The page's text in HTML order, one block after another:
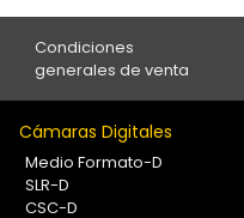
Condiciones
generales de venta
Cámaras Digitales
Medio Formato-D
SLR-D
CSC-D